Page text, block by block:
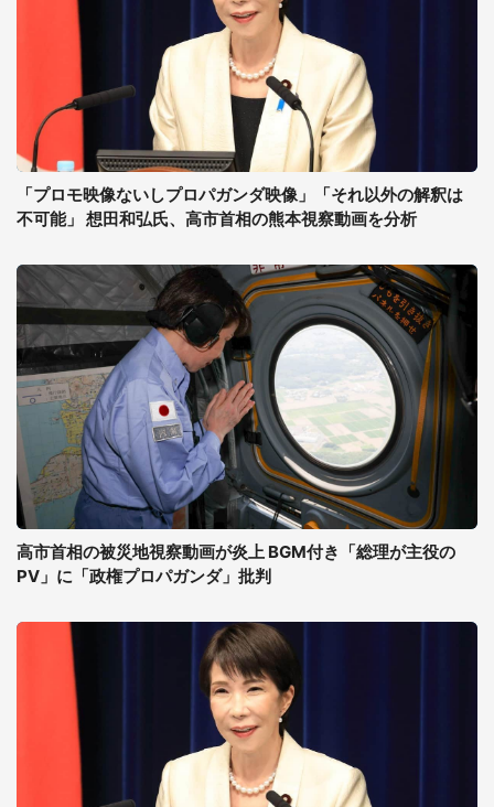
「プロモ映像ないしプロパガンダ映像」「それ以外の解釈は
不可能」 想田和弘氏、高市首相の熊本視察動画を分析
高市首相の被災地視察動画が炎上 BGM付き「総理が主役の
PV」に「政権プロパガンダ」批判